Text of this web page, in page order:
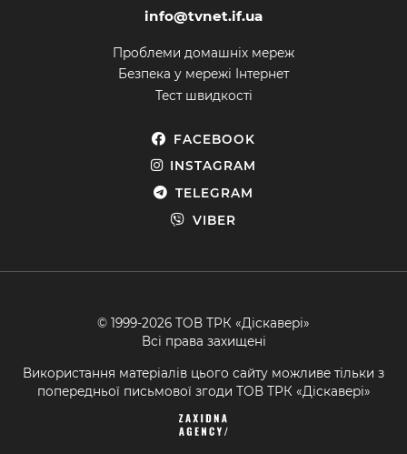
info@tvnet.if.ua
Проблеми домашніх мереж
Безпека у мережі Інтернет
Тест швидкості
FACEBOOK
INSTAGRAM
TELEGRAM
VIBER
© 1999-2026 ТОВ ТРК «Діскавері»
Всі права захищені
Використання матеріалів цього сайту можливе тільки з
попередньої письмової згоди ТОВ ТРК «Діскавері»